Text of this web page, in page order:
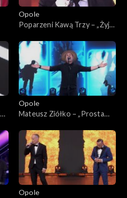
Opole
Poparzeni Kawą Trzy – „Żyje
„Premiery”
Opole
Mateusz Ziółko – „Prosta
KFPP: Koncert „Premiery”
Opole